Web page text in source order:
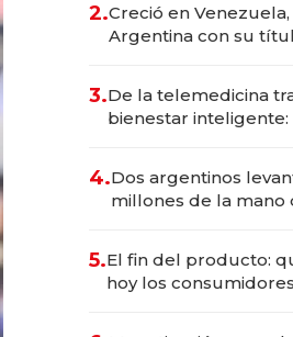
2.Creció en
Argentina con su
marcas "fast
3.De la telemedicina
bienestar
4.Dos argentinos
millones de la mano
5.El fin del producto:
hoy los